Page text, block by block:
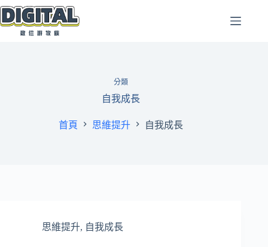
跳
至
分類
自我成長
首頁 思維提升 自我成長
思維提升, 自我成長